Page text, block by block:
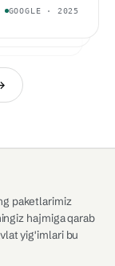
GOOGLE · 2025
paketlarimiz
hajmiga qarab
yig'imlari bu